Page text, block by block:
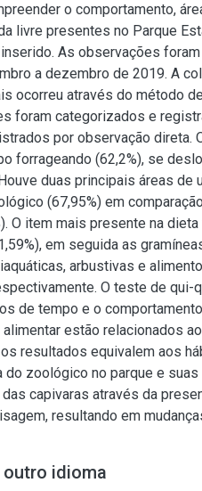
o comportamento,
livre presentes no Parque
As observações
a dezembro de 2019. A
ocorreu através do método
foram categorizados e
por observação direta.
forrageando (62,2%), se
duas principais áreas de
(67,95%) em
O item mais presente na
em seguida as
arbustivas e
O teste de qui-
de tempo e o
estão relacionados
resultados equivalem aos
do zoológico no parque e
capivaras através da
resultando em
outro idioma